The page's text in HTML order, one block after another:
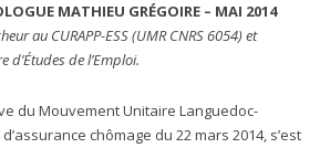
MATHIEU GRÉGOIRE – MAI 2014
au CURAPP-ESS (UMR CNRS 6054) et
d’Études de l’Emploi.
du Mouvement Unitaire Languedoc-
chômage du 22 mars 2014, s’est